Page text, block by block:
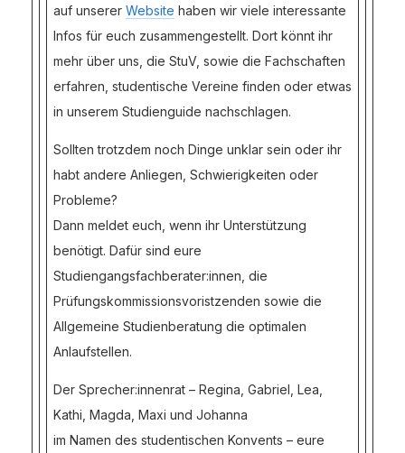
auf unserer Website haben wir viele interessante
Infos für euch zusammengestellt. Dort könnt ihr
mehr über uns, die StuV, sowie die Fachschaften
erfahren, studentische Vereine finden oder etwas
in unserem Studienguide nachschlagen.
Sollten trotzdem noch Dinge unklar sein oder ihr
habt andere Anliegen, Schwierigkeiten oder
Probleme?
Dann meldet euch, wenn ihr Unterstützung
benötigt. Dafür sind eure
Studiengangsfachberater:innen, die
Prüfungskommissionsvoristzenden sowie die
Allgemeine Studienberatung die optimalen
Anlaufstellen.
Der Sprecher:innenrat – Regina, Gabriel, Lea,
Kathi, Magda, Maxi und Johanna
im Namen des studentischen Konvents – eure